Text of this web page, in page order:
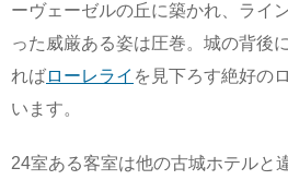
ーヴェーゼルの丘に築かれ、ライ
った威厳ある姿は圧巻。城の背後
ればローレライ を見下ろす絶好の
います。
24室ある客室は他の古城ホテルと